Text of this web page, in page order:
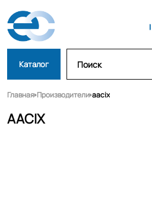
Каталог
Главная Производители aacix
AACIX